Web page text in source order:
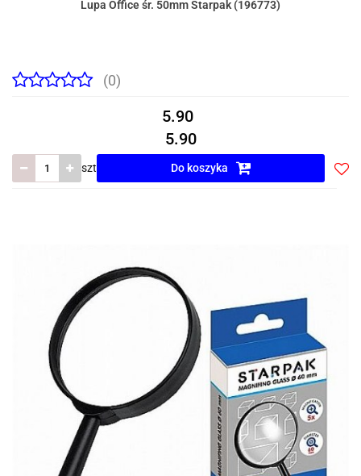
Lupa Office śr. 50mm Starpak (196773)
(0)
5.90
5.90
szt Do koszyka